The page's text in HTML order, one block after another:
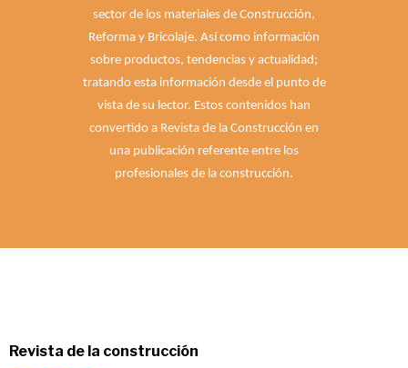
sector de los materiales de Construcción,
Reforma y Bricolaje. Así como información
sobre productos, tendencias y actualidad;
tratando esta información desde el punto de
vista de su lector. Estos contenidos han
convertido a Revista de la Construcción en
una publicación referente entre los
profesionales de la construcción.
Revista de la construcción